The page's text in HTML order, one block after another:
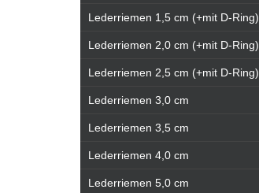
Lederriemen 1,5 cm (+mit D-Ring)
Lederriemen 2,0 cm (+mit D-Ring)
Lederriemen 2,5 cm (+mit D-Ring)
Lederriemen 3,0 cm
Lederriemen 3,5 cm
Lederriemen 4,0 cm
Lederriemen 5,0 cm